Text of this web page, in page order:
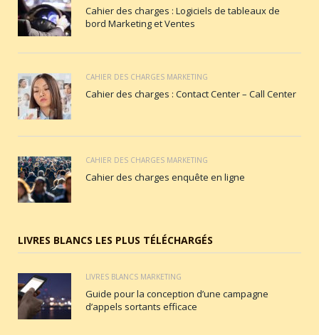
Cahier des charges : Logiciels de tableaux de
bord Marketing et Ventes
CAHIER DES CHARGES MARKETING
Cahier des charges : Contact Center – Call Center
CAHIER DES CHARGES MARKETING
Cahier des charges enquête en ligne
LIVRES BLANCS LES PLUS TÉLÉCHARGÉS
LIVRES BLANCS MARKETING
Guide pour la conception d’une campagne
d’appels sortants efficace